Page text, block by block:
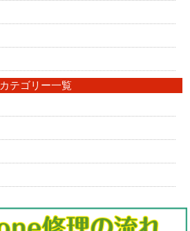
カテゴリー一覧